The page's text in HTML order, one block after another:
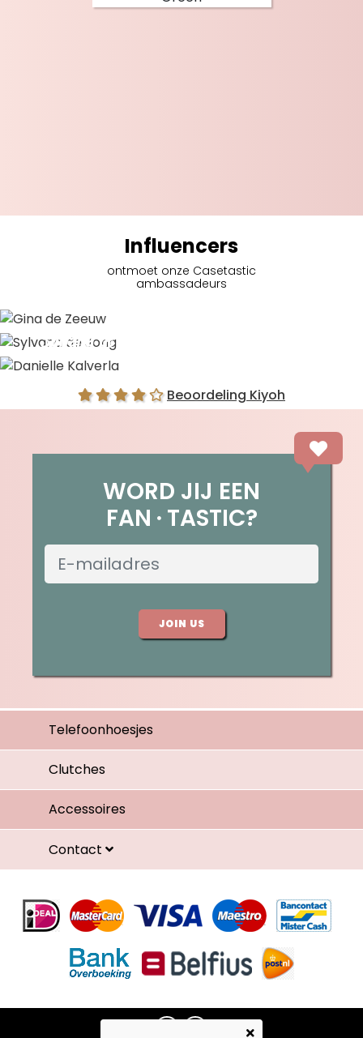
Influencers
ontmoet onze Casetastic
ambassadeurs
Sylvana de Jong
Beoordeling Kiyoh
WORD JIJ EEN
FAN TASTIC?
JOIN US
Telefoonhoesjes
Clutches
Accessoires
Contact